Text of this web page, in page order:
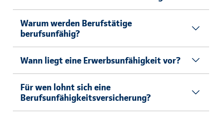
Warum werden Berufstätige
berufsunfähig?
Wann liegt eine Erwerbsunfähigkeit vor?
Für wen lohnt sich eine
Berufsunfähigkeitsversicherung?